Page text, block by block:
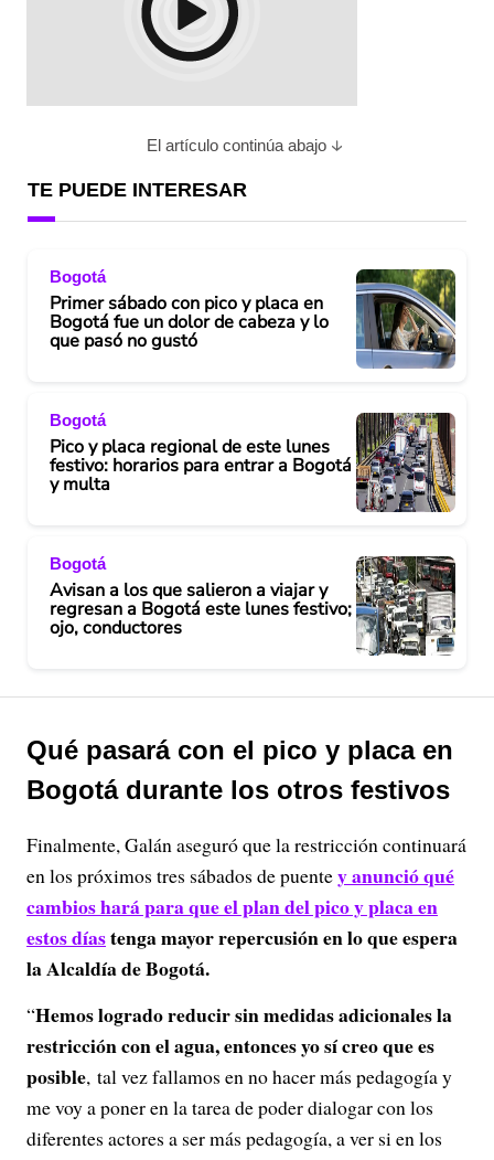
El artículo continúa abajo
TE PUEDE INTERESAR
Bogotá
Primer sábado con pico y placa en
Bogotá fue un dolor de cabeza y lo
que pasó no gustó
Bogotá
Pico y placa regional de este lunes
festivo: horarios para entrar a Bogotá
y multa
Bogotá
Avisan a los que salieron a viajar y
regresan a Bogotá este lunes festivo;
ojo, conductores
Qué pasará con el pico y placa en
Bogotá durante los otros festivos
Finalmente, Galán aseguró que la restricción continuará
en los próximos tres sábados de puentey anunció qué
cambios hará para que el plan del pico y placa en
estos díastenga mayor repercusión en lo que espera
la Alcaldía de Bogotá.
“Hemos logrado reducir sin medidas adicionales la
restricción con el agua, entonces yo sí creo que es
posible, tal vez fallamos en no hacer más pedagogía y
me voy a poner en la tarea de poder dialogar con los
diferentes actores a ser más pedagogía, a ver si en los